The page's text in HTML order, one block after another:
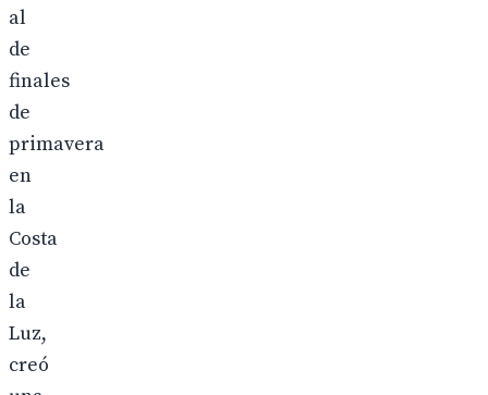
al
de
finales
de
primavera
en
la
Costa
de
la
Luz,
creó